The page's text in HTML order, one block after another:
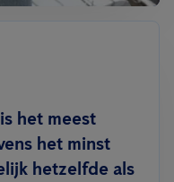
het meest
het minst
hetzelfde als